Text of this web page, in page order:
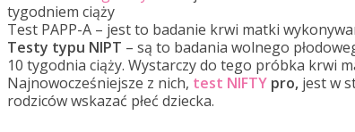
tygodniem ciąży
Test PAPP-A – jest to badanie krwi matki
Testy typu NIPT – są to badania wolnego
10 tygodnia ciąży. Wystarczy do tego próbka krwi
Najnowocześniejsze z nich, test NIFTY pro, jest w
rodziców wskazać płeć dziecka.